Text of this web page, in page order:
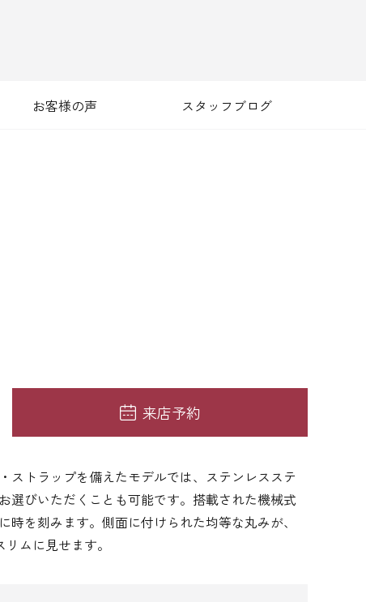
お客様の声 スタッフブログ
来店予約
ストラップを備えたモデルでは、ステンレスステ
選びいただくことも可能です。搭載された機械式
を刻みます。側面に付けられた均等な丸みが、
ムに見せます。